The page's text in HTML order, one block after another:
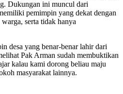
Dukungan ini muncul dari
pemimpin yang dekat dengan
serta tidak hanya
desa yang benar-benar lahir dari
Pak Arman sudah membuktikan
kalau kami dorong beliau maju
masyarakat lainnya.